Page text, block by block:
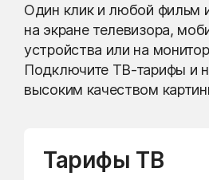
Один клик и любой фильм
на экране телевизора,
устройства или на
Подключите ТВ-тарифы и
высоким качеством
Тарифы ТВ